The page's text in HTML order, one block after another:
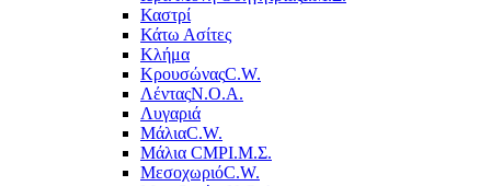
Καστρί
Κάτω Ασίτες
Κλήμα
ΚρουσώναςC.W.
ΛένταςΝ.Ο.Α.
Λυγαριά
ΜάλιαC.W.
Μάλια CMPΙ.Μ.Σ.
ΜεσοχωριόC.W.